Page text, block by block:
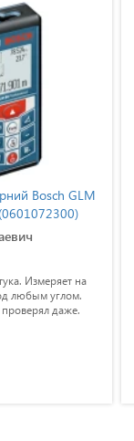
Bosch GLM
Измеряет на
любым углом.
даже.